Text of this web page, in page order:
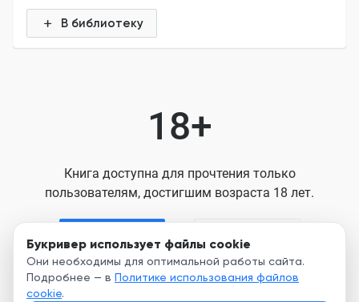
Букривер использует файлы cookie
Они необходимы для оптимальной работы сайта.
Подробнее — в Политике использования файлов
cookie.
В библиотеку
18+
Книга доступна для прочтения только
пользователям, достигшим возраста 18 лет.
Нажимая кнопку, я принимаю условия